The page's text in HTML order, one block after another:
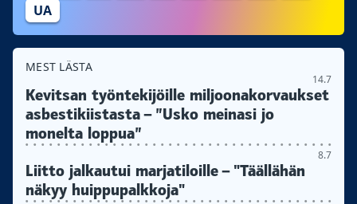
UA
MEST LÄSTA
14.7
Kevitsan työntekijöille miljoonakorvaukset
asbestikiistasta – ”Usko meinasi jo
monelta loppua”
8.7
Liitto jalkautui marjatiloille – "Täällähän
näkyy huippupalkkoja"